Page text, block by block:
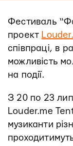
Фестиваль
проект
співпраці, в
можливість
на події.
З 20 по 23
Louder.me
музиканти